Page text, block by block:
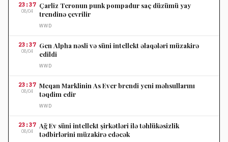
23:37
08/04
Çarliz Teronun punk pompadur saç düzümü yay
trendinə çevrilir
WWD
23:37
08/04
Gen Alpha nəsli və süni intellekt əlaqələri müzakirə
edildi
WWD
23:37
08/04
Meqan Marklinin As Ever brendi yeni məhsullarını
təqdim edir
WWD
23:37
08/04
Ağ Ev süni intellekt şirkətləri ilə təhlükəsizlik
tədbirlərini müzakirə edəcək